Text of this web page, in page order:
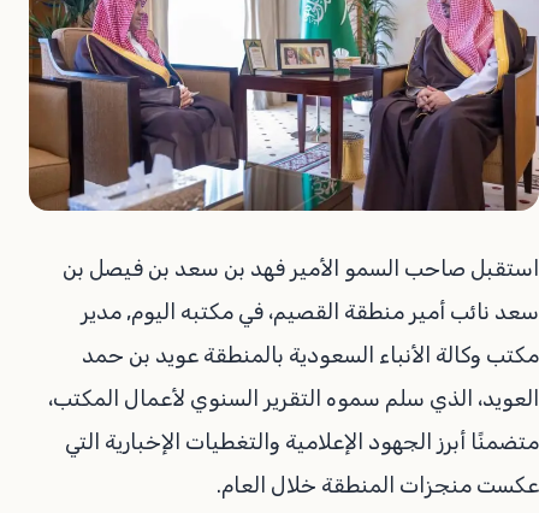
استقبل صاحب السمو الأمير فهد بن سعد بن فيصل بن
سعد نائب أمير منطقة القصيم، في مكتبه اليوم, مدير
مكتب وكالة الأنباء السعودية بالمنطقة عويد بن حمد
العويد، الذي سلم سموه التقرير السنوي لأعمال المكتب،
متضمنًا أبرز الجهود الإعلامية والتغطيات الإخبارية التي
عكست منجزات المنطقة خلال العام.